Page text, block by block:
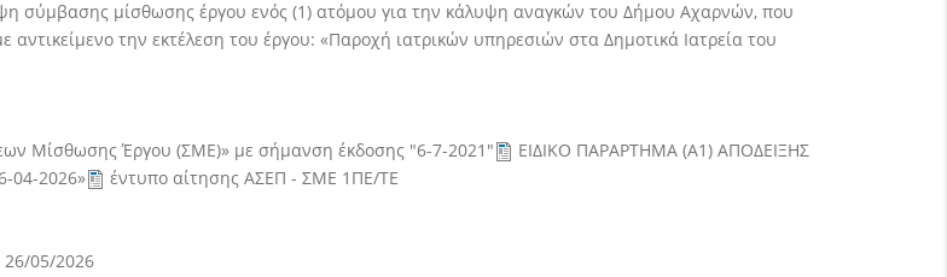
μίσθωσης έργου ενός (1) ατόμου για την κάλυψη αναγκών του Δήμου Αχαρνών, που
αντικείμενο την εκτέλεση του έργου: «Παροχή ιατρικών υπηρεσιών στα Δημοτικά Ιατρεία του
Μίσθωσης Έργου (ΣΜΕ)» με σήμανση έκδοσης "6-7-2021"
ΕΙΔΙΚΟ ΠΑΡΑΡΤΗΜΑ (Α1) ΑΠΟΔΕΙΞΗΣ
04-2026»
έντυπο αίτησης ΑΣΕΠ - ΣΜΕ 1ΠΕ/ΤΕ
26/05/2026